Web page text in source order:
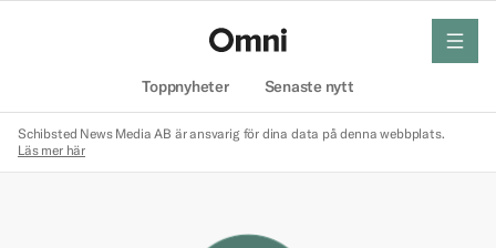
Toppnyheter Senaste nytt
meny
Schibsted News Media AB är ansvarig för dina data på denna webbplats.
Läs mer här